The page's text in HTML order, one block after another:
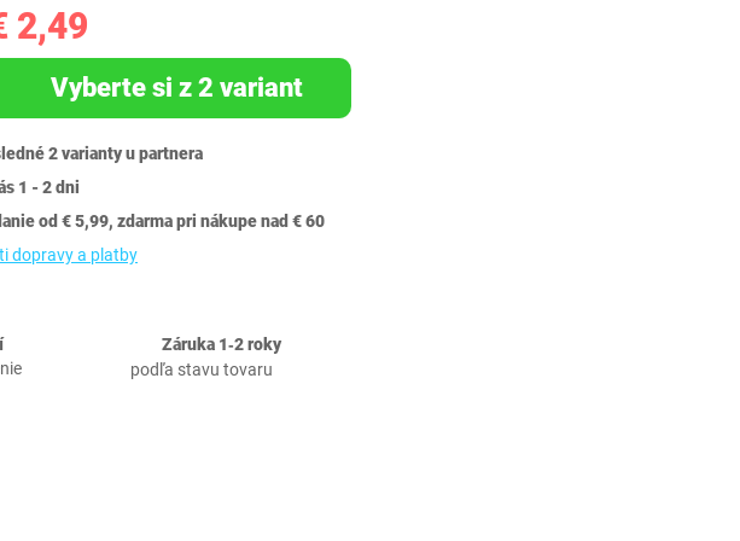
2,49
Vyberte si z 2 variant
2 varianty u partnera
1 - 2 dni
od € 5,99, zdarma pri nákupe nad € 60
dopravy a platby
Záruka 1‐2 roky
podľa stavu tovaru